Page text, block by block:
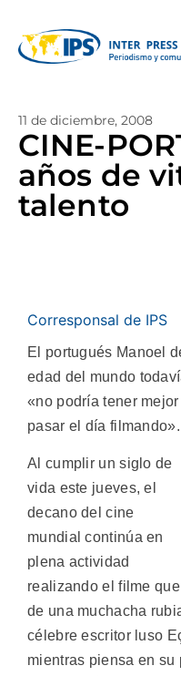
11 de diciembre, 2008
CINE-
años de
talento
Corresponsal de IPS
El portugués Manoel
edad del mundo
«no podría tener
pasar el día filmando».
Al cumplir un siglo de
vida este jueves, el
decano del cine
mundial continúa en
plena actividad
realizando el filme
de una muchacha
célebre escritor luso
mientras piensa en